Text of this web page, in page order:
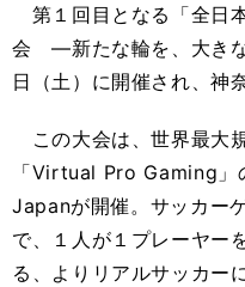
第１回目となる「全日
会 ―新たな輪を、大き
日（土）に開催され、神
この大会は、世界最大
「Virtual Pro Gaming」
Japanが開催。サッカー
で、１人が１プレーヤー
る、よりリアルサッカー